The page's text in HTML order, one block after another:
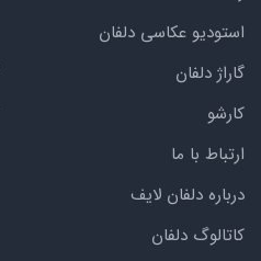
استودیو عکاسی دلفان
گاراژ دلفان
کارشو
ارتباط با ما
درباره دلفان لایف
کاتالوگ دلفان